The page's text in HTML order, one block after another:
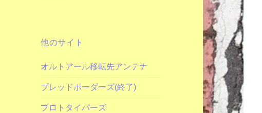
他のサイト
オルトアール移転先アンテナ
ブレッドボーダーズ(終了)
プロトタイパーズ